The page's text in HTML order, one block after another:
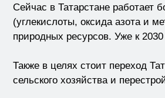
Сейчас в Татарстане работает
(углекислоты, оксида азота и
природных ресурсов. Уже к
Также в целях стоит переход
сельского хозяйства и